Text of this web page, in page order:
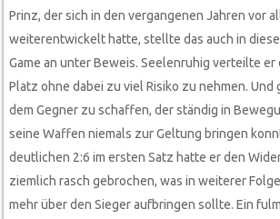
Prinz, der sich in den vergangenen Jahren vor
weiterentwickelt hatte, stellte das auch in
Game an unter Beweis. Seelenruhig verteilte er
Platz ohne dabei zu viel Risiko zu nehmen. Und
dem Gegner zu schaffen, der ständig in
seine Waffen niemals zur Geltung bringen
deutlichen 2:6 im ersten Satz hatte er den
ziemlich rasch gebrochen, was in weiterer
mehr über den Sieger aufbringen sollte. Ein